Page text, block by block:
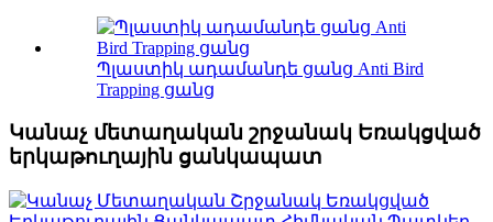
Պլաստիկ ադամանդե ցանց Anti Bird
Trapping ցանց
Կանաչ մետաղական շրջանակ Եռակցված
երկաթուղային ցանկապատ